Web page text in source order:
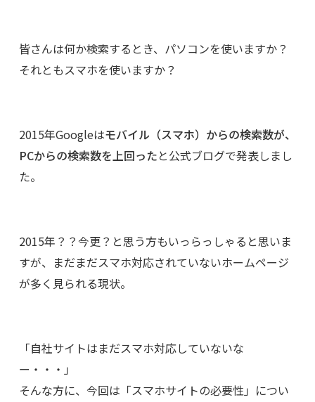
皆さんは何か検索するとき、パソコンを使いますか？
それともスマホを使いますか？
2015年Googleはモバイル（スマホ）からの検索数が、
PCからの検索数を上回ったと公式ブログで発表しまし
た。
2015年？？今更？と思う方もいっらっしゃると思いま
すが、まだまだスマホ対応されていないホームページ
が多く見られる現状。
「自社サイトはまだスマホ対応していないな
ー・・・」
そんな方に、今回は「スマホサイトの必要性」につい